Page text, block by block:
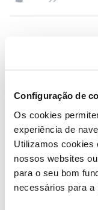
Configuração de
Os cookies
experiência de
Utilizamos cookies
nossos websites
para o seu bom
necessários para a
sempre disponíveis
Obrigado
Ajude a comunidade
como "Melhor